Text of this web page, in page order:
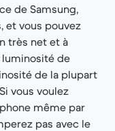
de Samsung,
et vous pouvez
très net et à
luminosité de
de la plupart
vous voulez
même par
pas avec le